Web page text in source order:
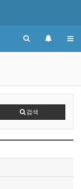
검색